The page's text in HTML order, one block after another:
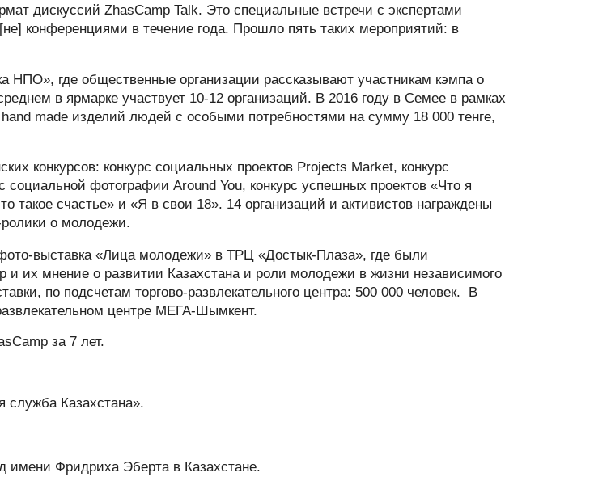
дискуссий ZhasCamp Talk. Это специальные встречи с экспертами
конференциями в течение года. Прошло пять таких мероприятий: в
НПО», где общественные организации рассказывают участникам кэмпа о
в ярмарке участвует 10-12 организаций. В 2016 году в Семее в рамках
made изделий людей с особыми потребностями на сумму 18 000 тенге,
конкурсов: конкурс социальных проектов Projects Market, конкурс
фотографии Around You, конкурс успешных проектов «Что я
такое счастье» и «Я в свои 18». 14 организаций и активистов награждены
о молодежи.
выставка «Лица молодежи» в ТРЦ «Достык-Плаза», где были
и их мнение о развитии Казахстана и роли молодежи в жизни независимого
по подсчетам торгово-развлекательного центра: 500 000 человек. В
центре МЕГА-Шымкент.
за 7 лет.
Казахстана».
Фридриха Эберта в Казахстане.